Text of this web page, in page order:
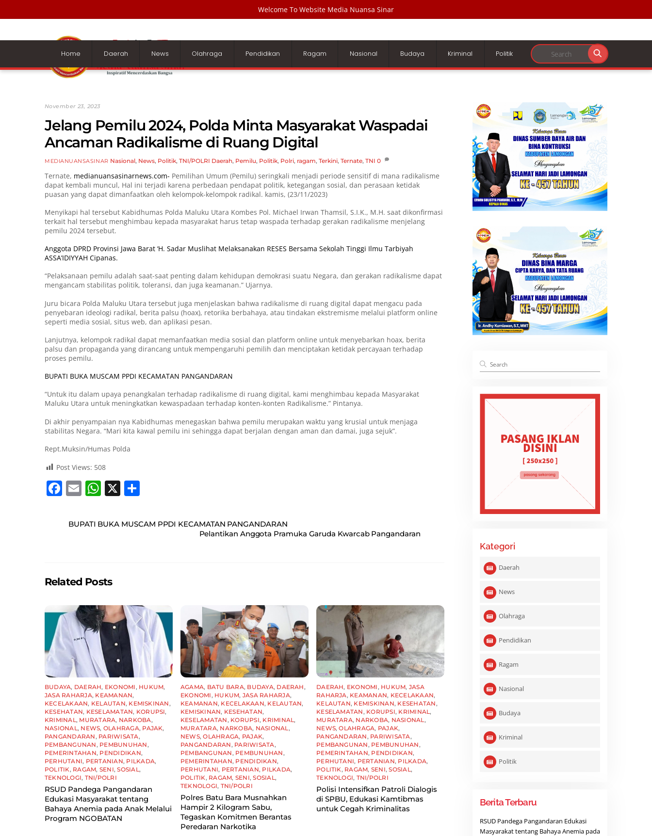
Welcome To Website Media Nuansa Sinar
content
Home
Daerah News Olahraga Pendidikan Ragam Nasional Budaya Kriminal Politik
November 23, 2023
Jelang Pemilu 2024, Polda Minta Masyarakat Waspadai
Ancaman Radikalisme di Ruang Digital
MEDIANUANSASINAR Nasional, News, Politik, TNI/POLRI Daerah, Pemilu, Politik, Polri, ragam, Terkini, Ternate, TNI 0
Ternate, medianuansasinarnews.com- Pemilihan Umum (Pemilu) seringkali menjadi periode sensitif di mana radikalisme
dapat kembali muncul, Hal ini terjadi karena perbedaan pendapat politik, ketegangan sosial, dan perasaan ketidak
puasan yang dapat dimanfaatkan oleh kelompok-kelompok radikal. kamis, (23/11/2023)
Menyikapi hal tersebut Kabidhumas Polda Maluku Utara Kombes Pol. Michael Irwan Thamsil, S.I.K., M.H. saat dikonfirmasi
terkait hal tersebut menghimbau kepada masyarakat harus tetap waspada terhadap gerakan radikalisme menjelang
pemilu 2024 tersebut.
Anggota DPRD Provinsi Jawa Barat ‘H. Sadar Muslihat Melaksanakan RESES Bersama Sekolah Tinggi Ilmu Tarbiyah
ASSA’IDIYYAH Cipanas.
“Pelaksanaan pemilu adalah saat-saat penting dalam kehidupan demokrasi suatu Negara, dan gerakan radikalisme dapat
mengancam stabilitas politik, toleransi, dan juga keamanan.” Ujarnya.
Juru bicara Polda Maluku Utara tersebut juga menjelaskan bahwa radikalisme di ruang digital dapat mengacu pada
penyebaran ideologi radikal, berita palsu (hoax), retorika berbahaya, atau tindakan ekstremisme melalui platform online
seperti media sosial, situs web, dan aplikasi pesan.
Lanjutnya, kelompok radikal dapat memanfaatkan media sosial dan platform online untuk menyebarkan hoax, berita
palsu dan propaganda yang dirancang untuk mempengaruhi pemilih dan menciptakan ketidak percayaan terhadap
proses pemilu.
BUPATI BUKA MUSCAM PPDI KECAMATAN PANGANDARAN
“Untuk itu dalam upaya penangkalan terhadap radikalisme di ruang digital, kami menghimbau kepada Masyarakat
Maluku Utara untuk meningkatkan kewaspadaan terhadap konten-konten Radikalisme.” Pintanya.
Di akhir penyampaian nya Kabidhumas menegaskan bahwa pemilu merupakan waktu yang krusial untuk menjaga
stabilitas Negara. “Mari kita kawal pemilu ini sehingga dapat berjalan dengan aman dan damai, juga sejuk”.
Rept.Muksin/Humas Polda
Post Views: 508
F
c
o
E
ai
W
at
p
X
ar
BUPATI BUKA MUSCAM PPDI KECAMATAN PANGANDARAN
Pelantikan Anggota Pramuka Garuda Kwarcab Pangandaran
Related Posts
BUDAYA, DAERAH, EKONOMI , HUKUM,
JASA RAHARJA, KEAMANAN,
KECELAKAAN, KELAUTAN, KEMISKINAN ,
KESEHATAN, KESELAMATAN, KORUPSI,
KRIMINAL , MURATARA, NARKOBA,
NASIONAL , NEWS, OLAHRAGA, PAJAK,
PANGANDARAN , PARIWISATA,
PEMBANGUNAN , PEMBUNUHAN ,
PEMERINTAHAN, PENDIDIKAN,
PERHUTANI, PERTANIAN, PILKADA,
POLITIK , RAGAM, SENI,SOSIAL ,
TEKNOLOGI, TNI/POLRI
RSUD Pandega Pangandaran
Edukasi Masyarakat tentang
Bahaya Anemia pada Anak Melalui
Program NGOBATAN
AGAMA, BATU BARA, BUDAYA, DAERAH ,
EKONOMI , HUKUM, JASA RAHARJA,
KEAMANAN, KECELAKAAN, KELAUTAN,
KEMISKINAN, KESEHATAN,
KESELAMATAN , KORUPSI, KRIMINAL ,
MURATARA, NARKOBA, NASIONAL ,
NEWS,OLAHRAGA, PAJAK,
PANGANDARAN , PARIWISATA,
PEMBANGUNAN , PEMBUNUHAN ,
PEMERINTAHAN, PENDIDIKAN,
PERHUTANI, PERTANIAN, PILKADA,
POLITIK , RAGAM, SENI,SOSIAL ,
TEKNOLOGI, TNI/POLRI
Polres Batu Bara Musnahkan
Hampir 2 Kilogram Sabu,
Tegaskan Komitmen Berantas
Peredaran Narkotika
DAERAH, EKONOMI , HUKUM, JASA
RAHARJA, KEAMANAN, KECELAKAAN,
KELAUTAN, KEMISKINAN, KESEHATAN ,
KESELAMATAN , KORUPSI, KRIMINAL ,
MURATARA, NARKOBA, NASIONAL ,
NEWS,OLAHRAGA, PAJAK,
PANGANDARAN , PARIWISATA,
PEMBANGUNAN , PEMBUNUHAN ,
PEMERINTAHAN, PENDIDIKAN,
PERHUTANI, PERTANIAN, PILKADA,
POLITIK , RAGAM, SENI,SOSIAL ,
TEKNOLOGI, TNI/POLRI
Polisi Intensifkan Patroli Dialogis
di SPBU, Edukasi Kamtibmas
untuk Cegah Kriminalitas
Kategori
Daerah
News
Olahraga
Pendidikan
Ragam
Nasional
Budaya
Kriminal
Politik
Berita Terbaru
RSUD Pandega Pangandaran Edukasi
Masyarakat tentang Bahaya Anemia pada